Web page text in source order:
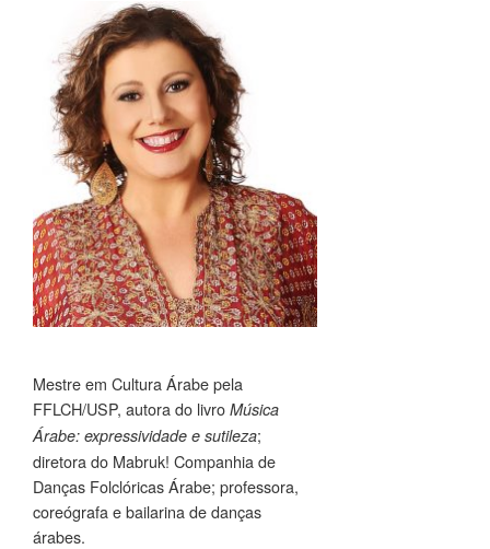
Mestre em Cultura Árabe pela
FFLCH/USP, autora do livro Música
Árabe: expressividade e sutileza;
diretora do Mabruk! Companhia de
Danças Folclóricas Árabe; professora,
coreógrafa e bailarina de danças
árabes.